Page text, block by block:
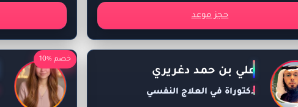
حجز موعد
علي بن حمد دغريري
دكتوراة في العلاج النفسي
خصم %10